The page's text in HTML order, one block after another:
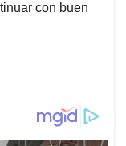
con buen